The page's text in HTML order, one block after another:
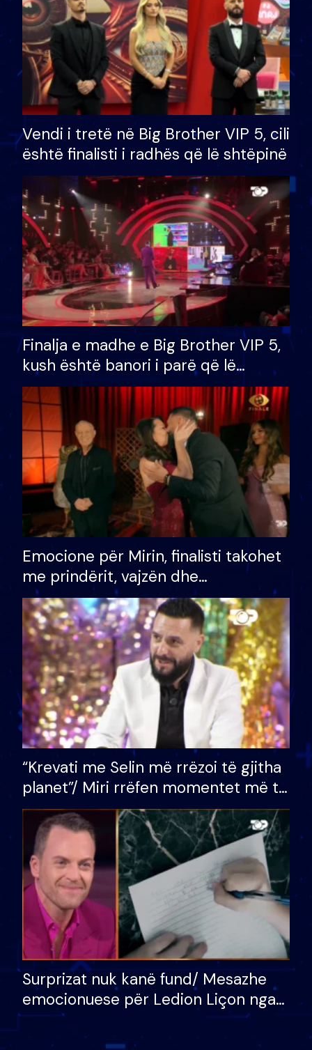
Vendi i tretë në Big Brother VIP 5, cili
është finalisti i radhës që lë shtëpinë
Finalja e madhe e Big Brother VIP 5,
kush është banori i parë që lë
shtëpinë dhe humb mundësinë për
të fituar çmimin e madh
Emocione për Mirin, finalisti takohet
me prindërit, vajzën dhe
bashkëshorten: S’kemi ndonjë letër
divorci apo jo?
“Krevati me Selin më rrëzoi të gjitha
planet”/ Miri rrëfen momentet më të
bukura në shtëpinë e BB VIP: Do më
mungojë zilja e mëngjesit kur…
Surprizat nuk kanë fund/ Mesazhe
emocionuese për Ledion Liçon nga
nëna dhe fëmijët e tij, moderatori
nuk i mban dot lotët: Nuk meritoj…